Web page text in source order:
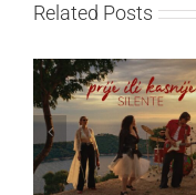
Related Posts
Silente objavio novi
singl “Prije ili kasnije”